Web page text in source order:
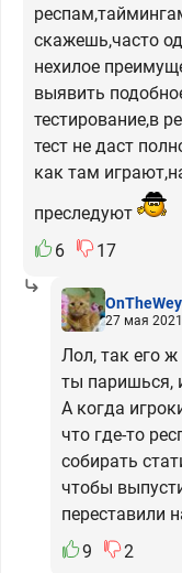
скажешь,часто
нехилое
выявить
тестирование,в
тест не даст
как там
преследуют
6
17
OnTheWey
27 мая 2021
Лол, так его ж
ты паришься,
А когда
что где-то
собирать
чтобы
переставили
9
2